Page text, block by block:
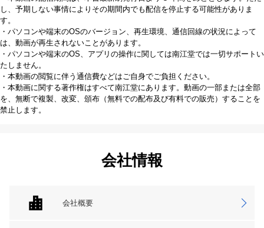
し、予期しない事情によりその期間内でも配信を停止する可能性がありま
す。
・パソコンや端末のOSのバージョン、再生環境、通信回線の状況によって
は、動画が再生されないことがあります。
・パソコンや端末のOS、アプリの操作に関しては南江堂では一切サポートい
たしません。
・本動画の閲覧に伴う通信費などはご自身でご負担ください。
・本動画に関する著作権はすべて南江堂にあります。動画の一部または全部
を、無断で複製、改変、頒布（無料での配布及び有料での販売）することを
禁止します。
会社情報
会社概要